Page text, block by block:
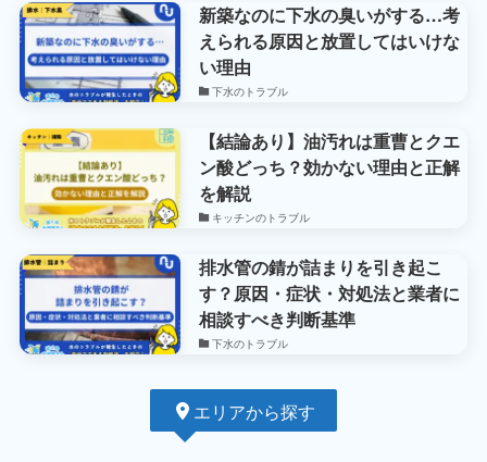
新築なのに下水の臭いがする…考
えられる原因と放置してはいけな
い理由
下水のトラブル
【結論あり】油汚れは重曹とクエ
ン酸どっち？効かない理由と正解
を解説
キッチンのトラブル
排水管の錆が詰まりを引き起こ
す？原因・症状・対処法と業者に
相談すべき判断基準
下水のトラブル
エリアから探す